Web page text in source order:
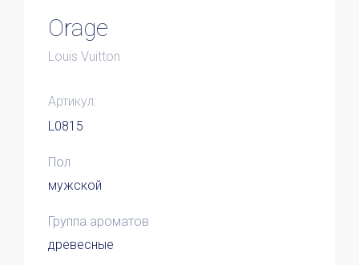
Orage
Louis Vuitton
Артикул:
L0815
Пол
мужской
Группа ароматов
древесные